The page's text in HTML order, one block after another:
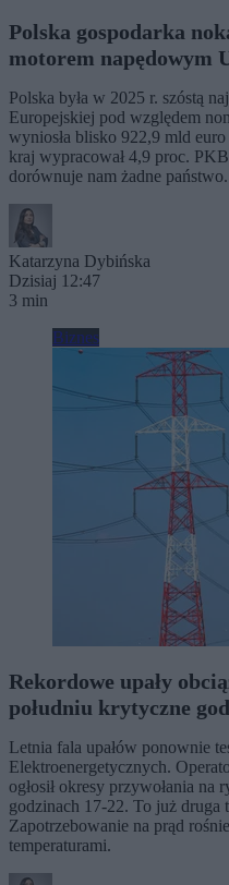
Polska gospodarka
motorem napędowym
Polska była w 2025 r. szóstą
Europejskiej pod względem
wyniosła blisko 922,9 mld
kraj wypracował 4,9 proc.
dorównuje nam żadne państwo.
Katarzyna Dybińska
Dzisiaj 12:47
3 min
Biznes
Rekordowe upały
południu krytyczne
Letnia fala upałów ponownie
Elektroenergetycznych.
ogłosił okresy przywołania
godzinach 17-22. To już druga
Zapotrzebowanie na prąd
temperaturami.